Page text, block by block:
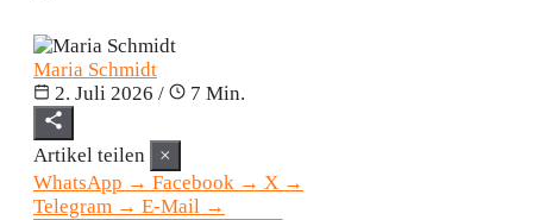
Maria Schmidt
2. Juli 2026 / 7 Min.
Artikel teilen
×
WhatsApp → Facebook → X →
Telegram → E-Mail →